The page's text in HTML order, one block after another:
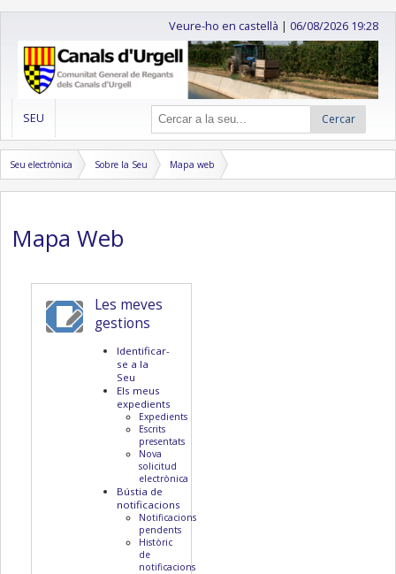
Veure-ho en castellà |06/08/2026 19:28
SEU Cercar
Seu electrònica Sobre la Seu Mapa web
Mapa Web
Les meves
gestions
Identificar-
se a la
Seu
Els meus
expedients
Expedients
Escrits
presentats
Nova
solicitud
electrònica
Bústia de
notificacions
Notificacions
pendents
Històric
de
notificacions